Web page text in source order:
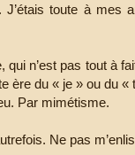
toute à mes
qui n’est pas tout à
ère du « je » ou du
Par mimétisme.
Ne pas